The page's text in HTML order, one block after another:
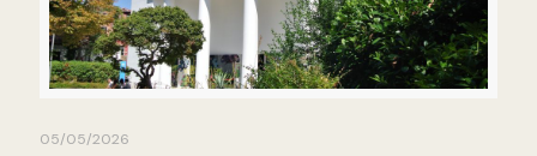
05/05/2026